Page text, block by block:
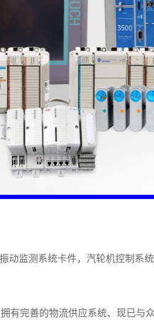
监测系统卡件，汽轮机控制系
有完善的物流供应系统、现已与